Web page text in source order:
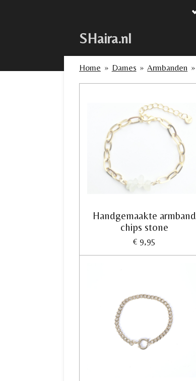
SHaira.nl
Home » Dames » Armbanden »
Handgemaakte armband
chips stone
€ 9,95